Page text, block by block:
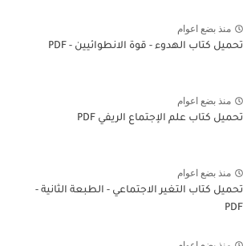
منذ بضع اعوام
تحميل كتاب الهدوء - قوة الانطوائيين - PDF
منذ بضع اعوام
تحميل كتاب علم الإجتماع الريفي PDF
منذ بضع اعوام
تحميل كتاب التغير الاجتماعي - الطبعة الثانية -
PDF